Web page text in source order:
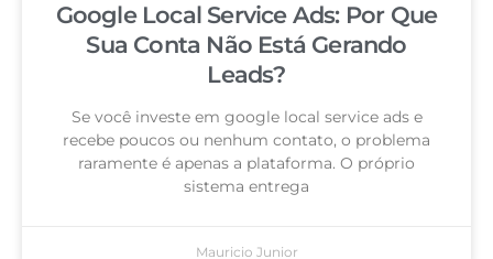
Google Local Service Ads: Por Que
Sua Conta Não Está Gerando
Leads?
Se você investe em google local service ads e
recebe poucos ou nenhum contato, o problema
raramente é apenas a plataforma. O próprio
sistema entrega
Mauricio Junior